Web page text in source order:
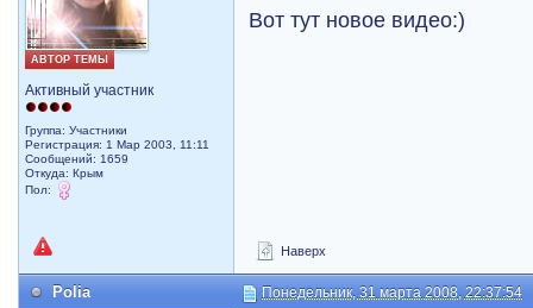
АВТОР ТЕМЫ
Активный участник
Группа: Участники
Регистрация: 1 Мар 2003, 11:11
Сообщений: 1659
Откуда: Крым
Пол:
Вот тут новое видео:)
Наверх
Polia Понедельник, 31 марта 2008, 22:37:54